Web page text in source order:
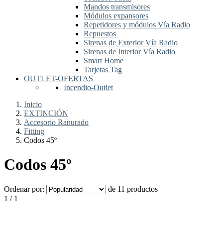
Mandos transmisores
Módulos expansores
Repetidores y módulos Vía Radio
Repuestos
Sirenas de Exterior Vía Radio
Sirenas de Interior Vía Radio
Smart Home
Tarjetas Tag
OUTLET-OFERTAS
Incendio-Outlet
Inicio
EXTINCIÓN
Accesorio Ranurado
Fitting
Codos 45º
Codos 45º
Ordenar por:
de 11 productos
1 / 1